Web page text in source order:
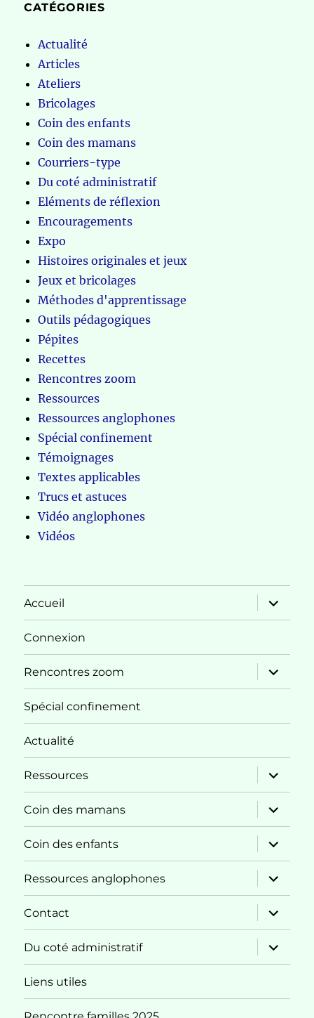
CATÉGORIES
Actualité
Articles
Ateliers
Bricolages
Coin des enfants
Coin des mamans
Courriers-type
Du coté administratif
Eléments de réflexion
Encouragements
Expo
Histoires originales et jeux
Jeux et bricolages
Méthodes d'apprentissage
Outils pédagogiques
Pépites
Recettes
Rencontres zoom
Ressources
Ressources anglophones
Spécial confinement
Témoignages
Textes applicables
Trucs et astuces
Vidéo anglophones
Vidéos
Accueil
ouvrir
le
sous-
Connexion
Rencontres zoom
ouvrir
le
sous-
Spécial confinement
Actualité
Ressources
ouvrir
le
sous-
menu
Coin des mamans
ouvrir
le
sous-
menu
Coin des enfants
ouvrir
le
sous-
menu
Ressources anglophones
ouvrir
le
sous-
menu
Contact
ouvrir
le
sous-
menu
Du coté administratif
ouvrir
le
sous-
Liens utiles